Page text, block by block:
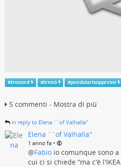
#trenord #trenò #pendolarisoppressi
5 commenti - Mostra di più
in reply to Elena ``of Valhalla''
Elena ``of Valhalla''
1 anno fa •
@Fabio io comunque sono
cui ci si chiede “ma c'è